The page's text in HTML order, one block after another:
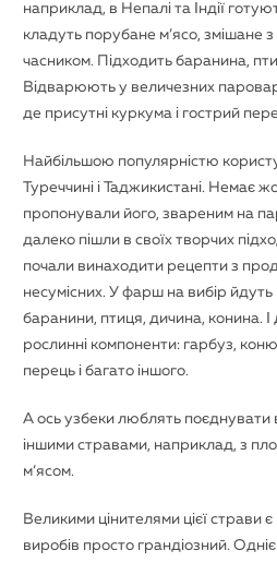
наприклад, в Непалі та Індії
кладуть порубане м’ясо, змішане
часником. Підходить баранина,
Відварюють у величезних
де присутні куркума і гострий
Найбільшою популярністю
Туреччині і Таджикистані. Немає
пропонували його, звареним на
далеко пішли в своїх творчих
почали винаходити рецепти з
несумісних. У фарш на вибір йдуть
баранини, птиця, дичина, конина.
рослинні компоненти: гарбуз,
перець і багато іншого.
А ось узбеки люблять поєднувати
іншими стравами, наприклад, з
м’ясом.
Великими цінителями цієї страви є
виробів просто грандіозний.